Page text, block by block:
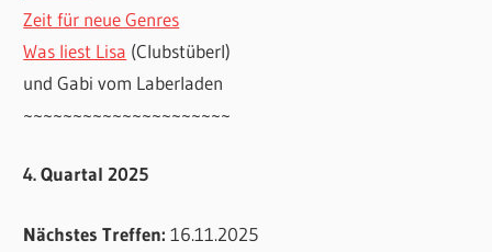
Zeit für neue Genres
Was liest Lisa (Clubstüberl)
und Gabi vom Laberladen
~~~~~~~~~~~~~~~~~~~~~
4. Quartal 2025
Nächstes Treffen:16.11.2025